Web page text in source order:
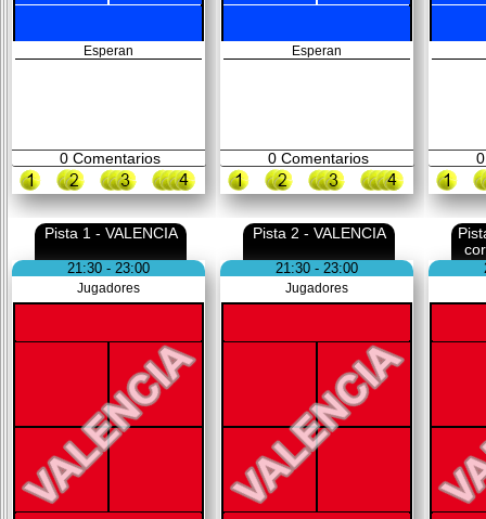
Esperan
0Comentarios
Esperan
0Comentarios 0
Pista 1 - VALENCIA
21:30 - 23:00
Jugadores
Pista 2 - VALENCIA
21:30 - 23:00
Jugadores